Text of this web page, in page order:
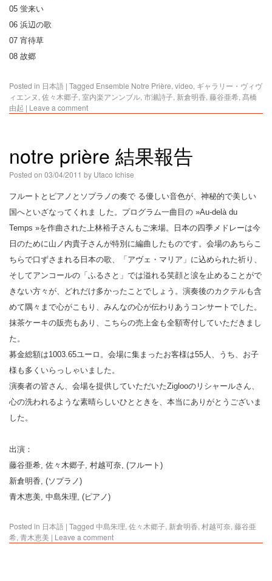
05 蛍来い
06 浜辺の歌
07 宵待草
08 故郷
Posted in 日本語 | Tagged Ensemble Notre Prière, video, ギャラリー・ヴィヴ
ィエンヌ, 佐々木郷子, 室内楽アンンブル, 市瀬詩子, 新倉明香, 藤谷亜希, 髙橋
由起 | Leave a comment
notre prière 結果報告
Posted on 03/04/2011 by Utaco Ichise
フルートとピアノとソプラノの奏で る優しい音色が、神秘的で美しい
国へといざなってくれま した。プログラム一曲目の »Au-delà du
Temps »を作曲された上林裕子さんもご来場。日本の四季メドレーは今
日のために山ノ内貴子さんが特別に編曲したものです。会場のあちらこ
ちらで口ずさまれる日本の歌、「アヴェ・マリア」に込められた祈り、
そしてアンコールの「ふるさと」では溢れる笑顔と涙を止めることがで
きない方々が、どれだけ多かったことでしょう。演奏後のカクテルも含
めて隅々まで心がこもり、みんなの心が伝わりあうコンサートでした。
抹茶ケーキの販売もあり、こちらの売上金も全額寄付していただきまし
た。
募金総額は1003.65ユーロ。会場に集まったお客様は55人、うち、お子
様も多くいらっしゃいました。
演奏者の皆さん、会場を提供していただいたZiglooのリシャールさん、
心の洗われるような素晴らしいひとときを、本当にありがとうございま
した。
出演：
藤谷亜希, 佐々木郷子, 村越可奈, (フルート)
新倉明香, (ソプラノ)
青木恵美, 中島朱理, (ピアノ)
Posted in 日本語 | Tagged 中島朱理, 佐々木郷子, 新倉明香, 村越可奈, 藤谷亜
希, 青木恵美 | Leave a comment